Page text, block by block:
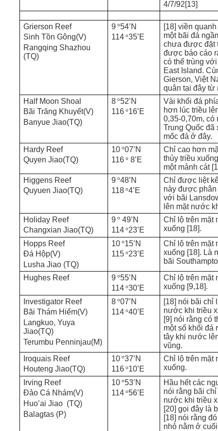
4/7/92[13]
Grierson Reef
Sinh Tồn Gông(V)
Rangqing Shazhou
(TQ)
9 o54’N
114 o35’E
[18] viền
một bãi đá
chưa được đặt
được báo cáo
có thể trùng
East Island.
Gierson, Việt
quân tại đây từ
Half Moon Shoal
Bãi Trăng Khuyết(V)
Banyue Jiao(TQ)
8 o52’N
116 o16’E
Vài khối đá
hơn lúc triều
0,35-0,70m, có
Trung Quốc đã
mốc đá ở đây.
Hardy Reef
Quyen Jiao(TQ)
10 o07’N
116 o 8’E
Chỉ cao hơn
thủy triều
một mảnh cát
Higgens Reef
Quyuen Jiao(TQ)
9 o48’N
118 o4’E
Chỉ được liệt
này được phân
với bãi
lên mặt nước
Holiday Reef
Changxian Jiao(TQ)
9 o 49’N
114 o23’E
Chỉ lộ trên mặt
xuống [18].
Hopps Reef
Đá Hộp(V)
Lusha Jiao (TQ)
10 o15’N
115 o23’E
Chỉ lộ trên mặt
xuống [18]. Là
bãi
Hughes Reef
9 o55’N
114 o30’E
Chỉ lộ trên mặt
xuống [9,18].
Investigator Reef
Bãi Thám Hiểm(V)
Langkuo, Yuya
Jiao(TQ)
Terumbu Penninjau(M)
8 o07’N
114 o40’E
[18] nói bãi chỉ
nước khi triều
[9] nói rằng có
một số khối đá
tây khi nước
vũng.
Iroquais Reef
Houteng Jiao(TQ)
10 o37’N
116 o10’E
Chỉ lộ trên mặt
xuống.
Irving Reef
Đảo Cá Nhám(V)
Huo’ai Jiao (TQ)
Balagtas (P)
10 o53’N
114 o56’E
Hầu hết các
nói rằng bãi
nước khi triều
[20] gọi đây là
[18] nói rằng
nhỏ nằm ở